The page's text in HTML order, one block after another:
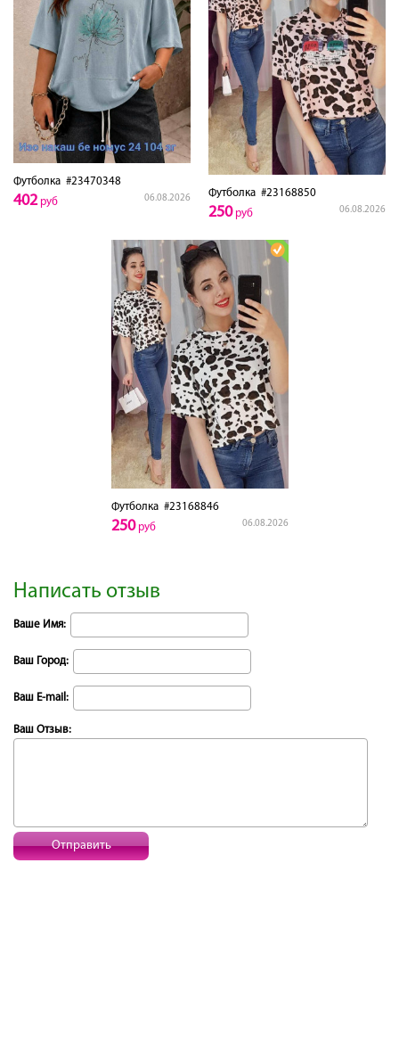
Футболка #23470348
06.08.2026
402руб
Футболка #23168850
06.08.2026
250руб
Футболка#23168846
06.08.2026
250руб
Написать отзыв
Ваше Имя:
Ваш Город:
Ваш E-mail:
Ваш Отзыв:
Отправить